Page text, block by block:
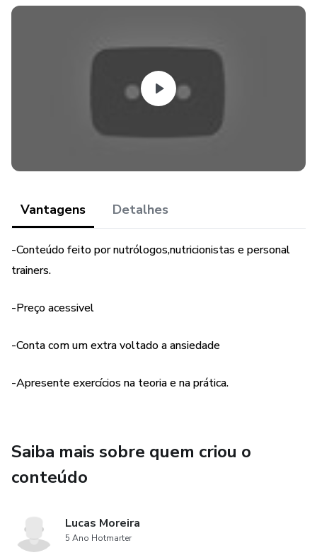
Vantagens Detalhes
-Conteúdo feito por nutrólogos,nutricionistas e personal
trainers.
-Preço acessivel
-Conta com um extra voltado a ansiedade
-Apresente exercícios na teoria e na prática.
Saiba mais sobre quem criou o
conteúdo
Lucas Moreira
5 Ano Hotmarter